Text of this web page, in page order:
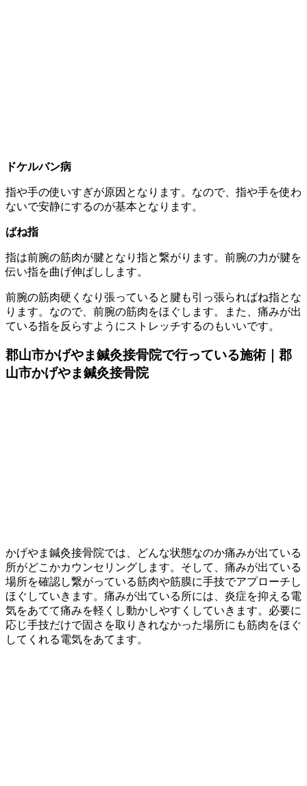
ドケルバン病
指や手の使いすぎが原因となります。なので、指や手を使わ
ないで安静にするのが基本となります。
ばね指
指は前腕の筋肉が腱となり指と繋がります。前腕の力が腱を
伝い指を曲げ伸ばしします。
前腕の筋肉硬くなり張っていると腱も引っ張らればね指とな
ります。なので、前腕の筋肉をほぐします。また、痛みが出
ている指を反らすようにストレッチするのもいいです。
郡山市かげやま鍼灸接骨院で行っている施術｜郡
山市かげやま鍼灸接骨院
かげやま鍼灸接骨院では、どんな状態なのか痛みが出ている
所がどこかカウンセリングします。そして、痛みが出ている
場所を確認し繋がっている筋肉や筋膜に手技でアプローチし
ほぐしていきます。痛みが出ている所には、炎症を抑える電
気をあてて痛みを軽くし動かしやすくしていきます。必要に
応じ手技だけで固さを取りきれなかった場所にも筋肉をほぐ
してくれる電気をあてます。